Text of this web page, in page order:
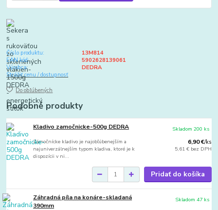
Číslo produktu:
13M814
EAN kód:
5902628139061
Výrobca:
DEDRA
Strážiť cenu / dostupnosť
Do obľúbených
Podobné produkty
Kladivo zamočnicke-500g DEDRA
Zámočnícke kladivo je najobľúbenejším a
najuniverzálnejším typom kladiva, ktoré je k
dispozícii v ni...
6,90 €/ks
5,61 € bez DPH
Skladom 200 ks
Pridať do košíka
Záhradná píla na konáre-skladaná
390mm
Skladom 47 ks